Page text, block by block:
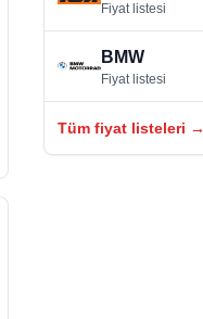
Fiyat listesi
BMW
Fiyat listesi
Tüm fiyat listeleri →